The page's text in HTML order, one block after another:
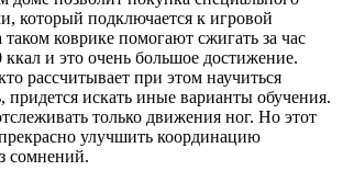
который подключается к игровой
коврике помогают сжигать за час
и это очень большое достижение.
рассчитывает при этом научиться
придется искать иные варианты обучения.
только движения ног. Но этот
улучшить координацию
сомнений.